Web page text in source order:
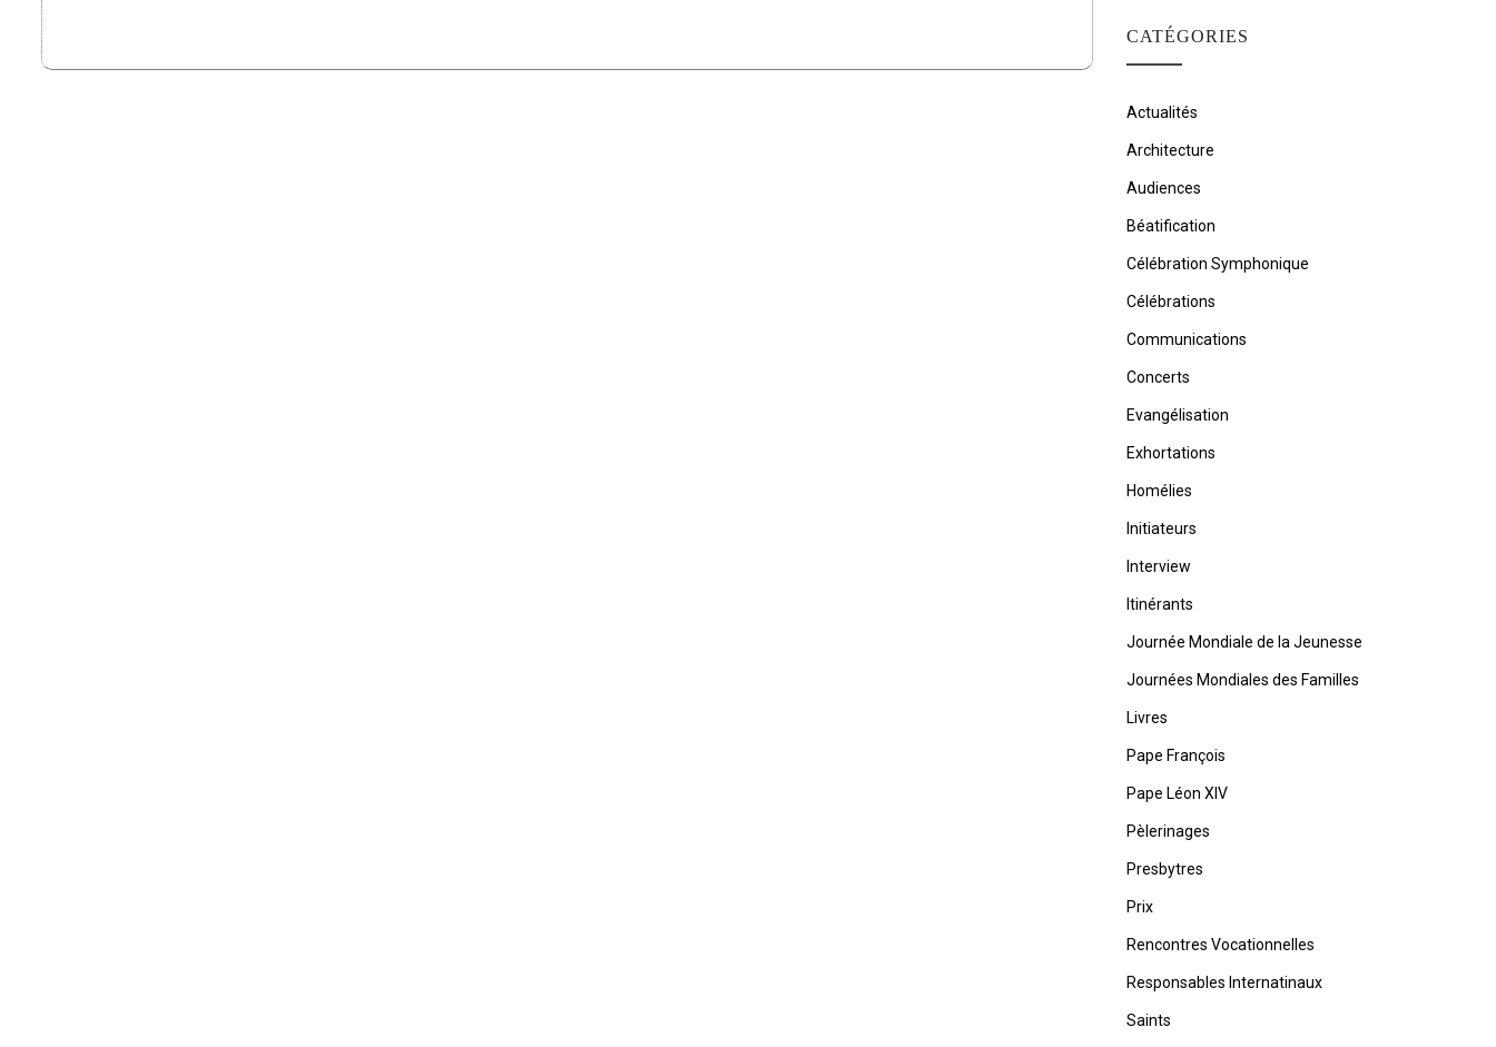
CATÉGORIES
Actualités
Architecture
Audiences
Béatification
Célébration Symphonique
Célébrations
Communications
Concerts
Evangélisation
Exhortations
Homélies
Initiateurs
Interview
Itinérants
Journée Mondiale de la Jeunesse
Journées Mondiales des Familles
Livres
Pape François
Pape Léon XIV
Pèlerinages
Presbytres
Prix
Rencontres Vocationnelles
Responsables Internatinaux
Saints